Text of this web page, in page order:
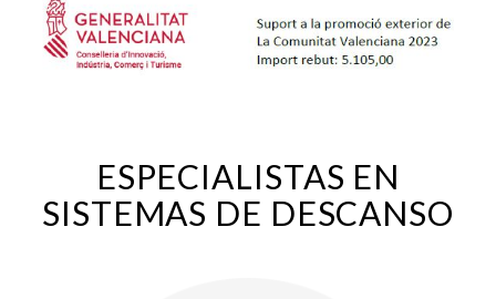
ESPECIALISTAS EN
SISTEMAS DE DESCANSO